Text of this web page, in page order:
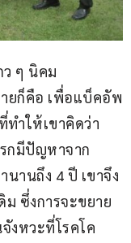
ว ๆ นิคม
ยก็คือ เพื่อแบ็คอัพ
ำให้เขาคิดว่า
กมีปัญหาจาก
านถึง 4 ปี เขาจึง
ซึ่งการจะขยาย
งหวะที่โรคโค